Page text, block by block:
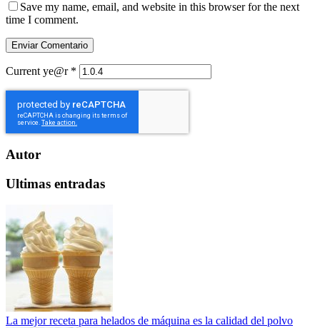
Save my name, email, and website in this browser for the next
time I comment.
Current ye@r *
Autor
Ultimas entradas
La mejor receta para helados de máquina es la calidad del polvo